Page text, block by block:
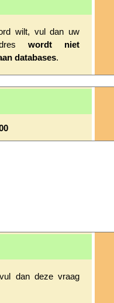
wilt, vul dan uw
wordt niet
databases.
dan deze vraag